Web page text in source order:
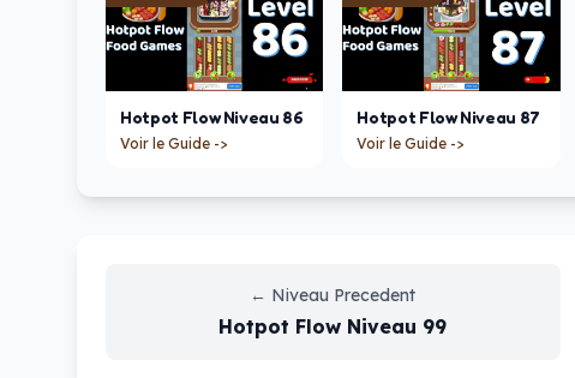
Hotpot Flow Niveau 86
Voir le Guide ->
Hotpot Flow Niveau 87
Voir le Guide ->
← Niveau Precedent
Hotpot Flow Niveau 99